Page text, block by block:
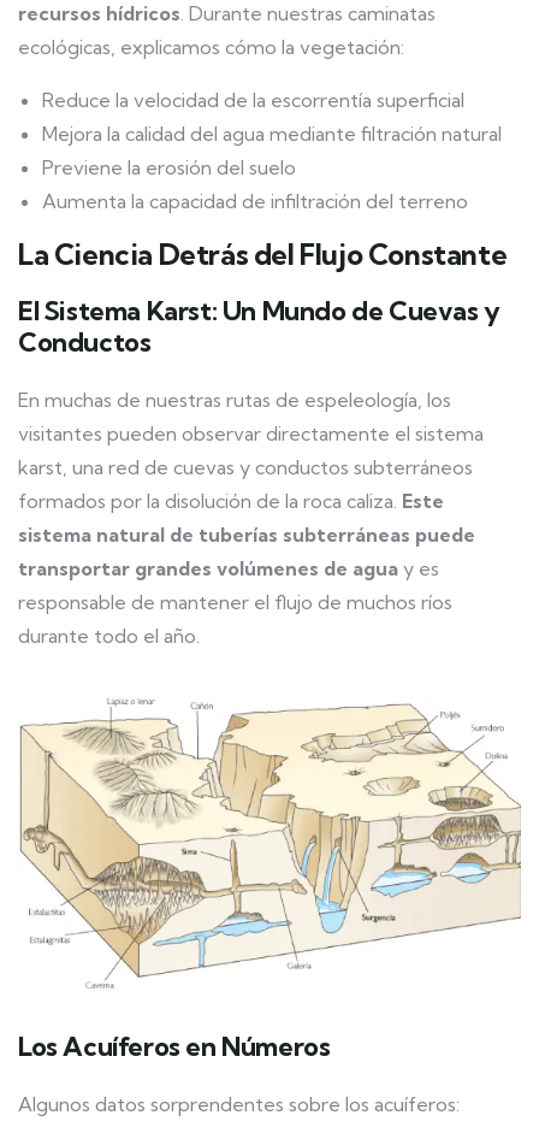
recursos hídricos . Durante nuestras caminatas
ecológicas, explicamos cómo la vegetación:
Reduce la velocidad de la escorrentía superficial
Mejora la calidad del agua mediante filtración natural
Previene la erosión del suelo
Aumenta la capacidad de infiltración del terreno
La Ciencia Detrás del Flujo Constante
El Sistema Karst: Un Mundo de Cuevas y
Conductos
En muchas de nuestras rutas de espeleología, los
visitantes pueden observar directamente el sistema
karst, una red de cuevas y conductos subterráneos
formados por la disolución de la roca caliza. Este
sistema natural de tuberías subterráneas puede
transportar grandes volúmenes de agua y es
responsable de mantener el flujo de muchos ríos
durante todo el año.
Los Acuíferos en Números
Algunos datos sorprendentes sobre los acuíferos: